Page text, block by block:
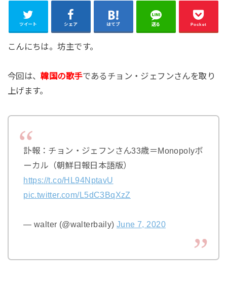
ツイート シェア はてブ 送る Pocket
こんにちは。坊主です。
今回は、韓国の歌手であるチョン・ジェフンさんを取り
上げます。
訃報：チョン・ジェフンさん33歳＝Monopolyボ
ーカル（朝鮮日報日本語版）
https://t.co/HL94NptavU
pic.twitter.com/L5dC3BqXzZ
— walter (@walterbaily) June 7, 2020